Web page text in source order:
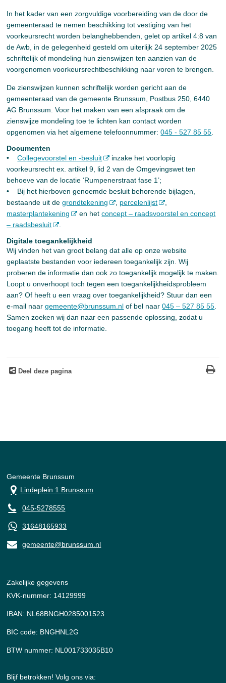
In het kader van een zorgvuldige voorbereiding van de door de
gemeenteraad te nemen beschikking tot vestiging van het
voorkeursrecht worden belanghebbenden, gelet op artikel 4:8 van
de Awb, in de gelegenheid gesteld om uiterlijk 24 september 2025
schriftelijk of mondeling hun zienswijzen ten aanzien van de
voorgenomen voorkeursrechtbeschikking naar voren te brengen.
De zienswijzen kunnen schriftelijk worden gericht aan de
gemeenteraad van de gemeente Brunssum, Postbus 250, 6440
AG Brunssum. Voor het maken van een afspraak om de
zienswijze mondeling toe te lichten kan contact worden
opgenomen via het algemene telefoonnummer:045 - 527 85 55
Documenten
•Collegevoorstel en -besluit
inzake het voorlopig
voorkeursrecht ex. artikel 9, lid 2 van de Omgevingswet ten
behoeve van de locatie ‘Rumpenerstraat fase 1’;
• Bij het hierboven genoemde besluit behorende bijlagen,
bestaande uit degrondtekening percelenlijst
masterplantekening
en hetconcept – raadsvoorstel en concept
– raadsbesluit
Digitale toegankelijkheid
Wij vinden het van groot belang dat alle op onze website
geplaatste bestanden voor iedereen toegankelijk zijn. Wij
proberen de informatie dan ook zo toegankelijk mogelijk te maken.
Loopt u onverhoopt toch tegen een toegankelijkheidsprobleem
aan? Of heeft u een vraag over toegankelijkheid? Stuur dan een
e-mail naargemeente@brunssum.nl of bel naar045 – 527 85 55
Samen zoeken wij dan naar een passende oplossing, zodat u
toegang heeft tot de informatie.
Deel deze pagina
Gemeente Brunssum
Lindeplein 1 Brunssum
045-5278555
31648165933
gemeente@brunssum.nl
Zakelijke gegevens
KVK-nummer: 14129999
IBAN: NL68BNGH0285001523
BIC code: BNGHNL2G
BTW nummer: NL001733035B10
Blijf betrokken! Volg ons via: